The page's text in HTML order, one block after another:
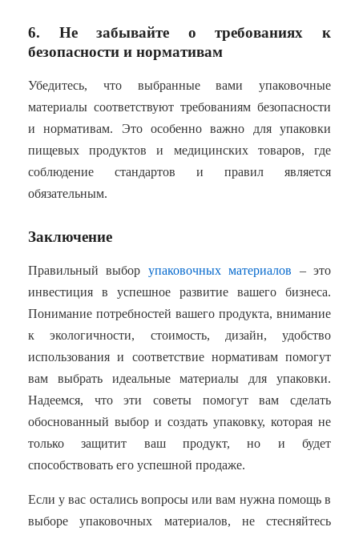
6. Не забывайте о требованиях к
безопасности и нормативам
Убедитесь, что выбранные вами упаковочные
материалы соответствуют требованиям безопасности
и нормативам. Это особенно важно для упаковки
пищевых продуктов и медицинских товаров, где
соблюдение стандартов и правил является
обязательным.
Заключение
Правильный выбор упаковочных материалов – это
инвестиция в успешное развитие вашего бизнеса.
Понимание потребностей вашего продукта, внимание
к экологичности, стоимость, дизайн, удобство
использования и соответствие нормативам помогут
вам выбрать идеальные материалы для упаковки.
Надеемся, что эти советы помогут вам сделать
обоснованный выбор и создать упаковку, которая не
только защитит ваш продукт, но и будет
способствовать его успешной продаже.
Если у вас остались вопросы или вам нужна помощь в
выборе упаковочных материалов, не стесняйтесь